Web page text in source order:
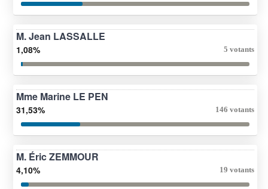
M. Jean LASSALLE
1,08% 5 votants
Mme Marine LE PEN
31,53% 146 votants
M. Éric ZEMMOUR
4,10% 19 votants